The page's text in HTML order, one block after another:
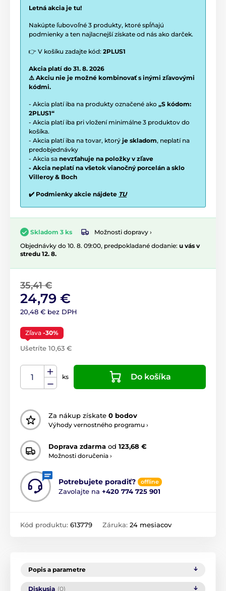
Letná akcia je tu!
Nakúpte ľubovoľné 3 produkty, ktoré spĺňajú
podmienky a ten najlacnejší získate od nás ako darček.
👉 V košíku zadajte kód: 2PLUS1
Akcia platí do 31. 8. 2026
⚠️ Akciu nie je možné kombinovať s inými zľavovými
kódmi.
- Akcia platí iba na produkty označené ako „S kódom:
2PLUS1“
- Akcia platí iba pri vložení minimálne 3 produktov do
košíka.
- Akcia platí iba na tovar, ktorý je skladom, neplatí na
predobjednávky
- Akcia sa nevzťahuje na položky v zľave
- Akcia neplatí na všetok vianočný porcelán a sklo
Villeroy & Boch
✔️ Podmienky akcie nájdete TU
Skladom 3 ks
Možnosti dopravy ›
Objednávky do 10. 8. 09:00, predpokladané dodanie: u vás v
stredu 12. 8.
35,41 €
24,79 €
20,48 € bez DPH
Zľava -30%
Ušetríte 10,63 €
ks Do košíka
Za nákup získate 0 bodov
Výhody vernostného programu ›
Doprava zdarma od 123,68 €
Možnosti doručenia ›
Potrebujete poradiť? offline
Zavolajte na +420 774 725 901
Kód produktu: 613779 Záruka: 24 mesiacov
Popis a parametre
Diskusia (0)